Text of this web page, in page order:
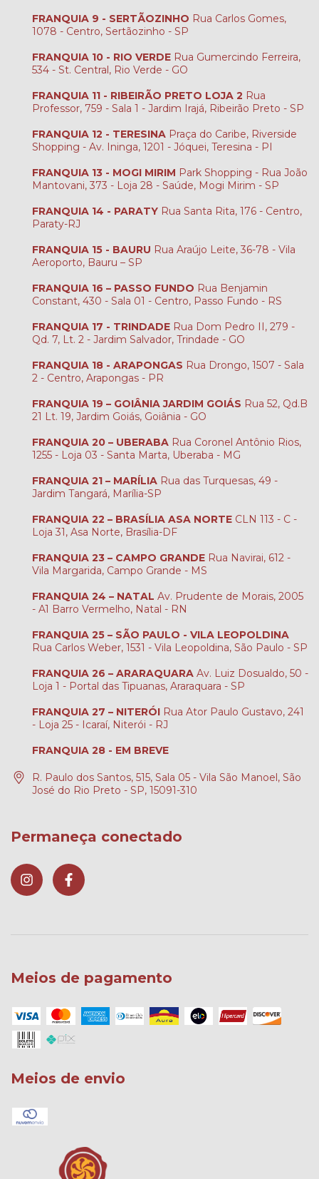
FRANQUIA 9 - SERTÃOZINHO Rua Carlos Gomes,
1078 - Centro, Sertãozinho - SP
FRANQUIA 10 - RIO VERDE Rua Gumercindo Ferreira,
534 - St. Central, Rio Verde - GO
FRANQUIA 11 - RIBEIRÃO PRETO LOJA 2 Rua
Professor, 759 - Sala 1 - Jardim Irajá, Ribeirão Preto - SP
FRANQUIA 12 - TERESINA Praça do Caribe, Riverside
Shopping - Av. Ininga, 1201 - Jóquei, Teresina - PI
FRANQUIA 13 - MOGI MIRIM Park Shopping - Rua João
Mantovani, 373 - Loja 28 - Saúde, Mogi Mirim - SP
FRANQUIA 14 - PARATY Rua Santa Rita, 176 - Centro,
Paraty-RJ
FRANQUIA 15 - BAURU Rua Araújo Leite, 36-78 - Vila
Aeroporto, Bauru – SP
FRANQUIA 16 – PASSO FUNDO Rua Benjamin
Constant, 430 - Sala 01 - Centro, Passo Fundo - RS
FRANQUIA 17 - TRINDADE Rua Dom Pedro II, 279 -
Qd. 7, Lt. 2 - Jardim Salvador, Trindade - GO
FRANQUIA 18 - ARAPONGAS Rua Drongo, 1507 - Sala
2 - Centro, Arapongas - PR
FRANQUIA 19 – GOIÂNIA JARDIM GOIÁS Rua 52, Qd.B
21 Lt. 19, Jardim Goiás, Goiânia - GO
FRANQUIA 20 – UBERABA Rua Coronel Antônio Rios,
1255 - Loja 03 - Santa Marta, Uberaba - MG
FRANQUIA 21 – MARÍLIA Rua das Turquesas, 49 -
Jardim Tangará, Marília-SP
FRANQUIA 22 – BRASÍLIA ASA NORTE CLN 113 - C -
Loja 31, Asa Norte, Brasília-DF
FRANQUIA 23 – CAMPO GRANDE Rua Navirai, 612 -
Vila Margarida, Campo Grande - MS
FRANQUIA 24 – NATAL Av. Prudente de Morais, 2005
- A1 Barro Vermelho, Natal - RN
FRANQUIA 25 – SÃO PAULO - VILA LEOPOLDINA
Rua Carlos Weber, 1531 - Vila Leopoldina, São Paulo - SP
FRANQUIA 26 – ARARAQUARA Av. Luiz Dosualdo, 50 -
Loja 1 - Portal das Tipuanas, Araraquara - SP
FRANQUIA 27 – NITERÓI Rua Ator Paulo Gustavo, 241
- Loja 25 - Icaraí, Niterói - RJ
FRANQUIA 28 - EM BREVE
R. Paulo dos Santos, 515, Sala 05 - Vila São Manoel, São
José do Rio Preto - SP, 15091-310
Permaneça conectado
Meios de pagamento
Meios de envio